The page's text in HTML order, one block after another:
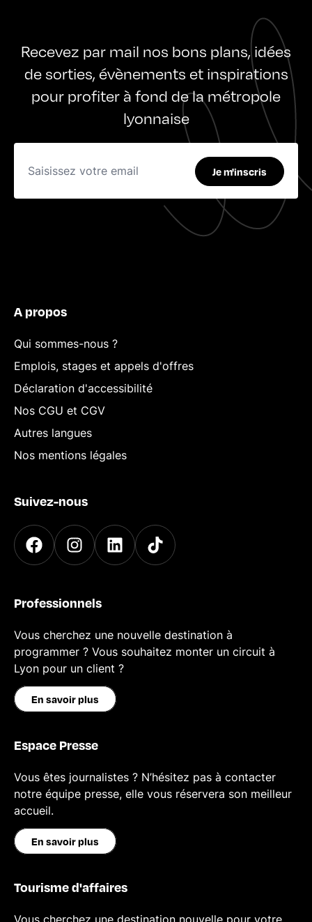
Recevez par mail nos bons plans, idées
de sorties, évènements et inspirations
pour profiter à fond de la métropole
lyonnaise
Je m'inscris
A propos
Qui sommes-nous ?
Emplois, stages et appels d'offres
Déclaration d'accessibilité
Nos CGU et CGV
Autres langues
Nos mentions légales
Suivez-nous
Professionnels
Vous cherchez une nouvelle destination à
programmer ? Vous souhaitez monter un circuit à
Lyon pour un client ?
En savoir plus
Espace Presse
Vous êtes journalistes ? N’hésitez pas à contacter
notre équipe presse, elle vous réservera son meilleur
accueil.
En savoir plus
Tourisme d'affaires
Vous cherchez une destination nouvelle pour votre